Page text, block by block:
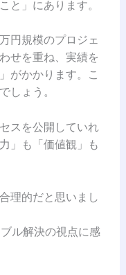
と」にあります。
円規模のプロジェ
せを重ね、実績を
がかかります。こ
しょう。
スを公開していれ
」も「価値観」も
理的だと思いまし
ル解決の視点に感